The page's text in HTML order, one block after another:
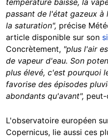
passant de l'état gazeux
la saturation", précise
article disponible sur son
Concrètement, "plus l'air
de vapeur d'eau. Son
plus élevé, c'est pourquoi
favorise des épisodes
abondants qu'avant", peut-
L'observatoire européen
Copernicus, lie aussi ces